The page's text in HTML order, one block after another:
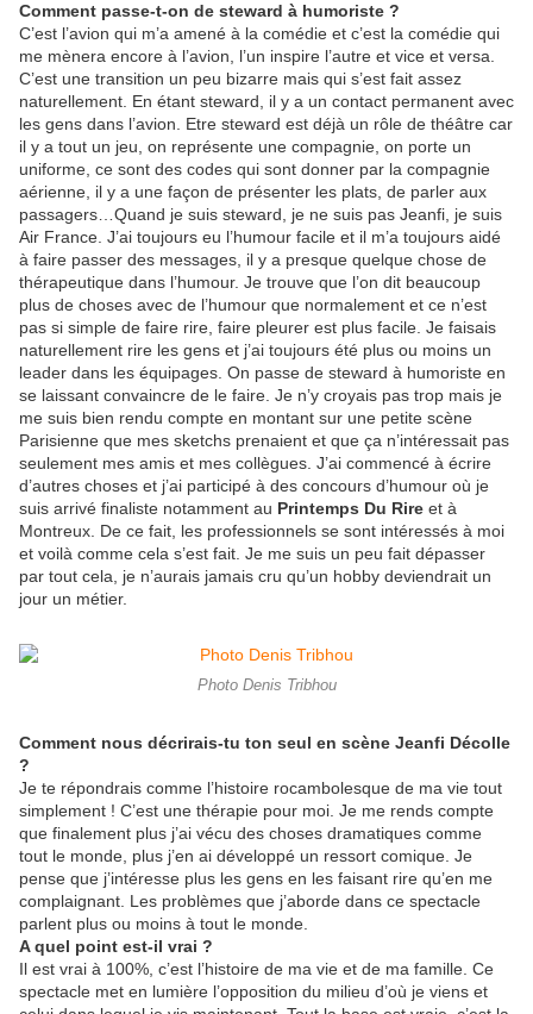
Comment passe-t-on de steward à humoriste ?
C’est l’avion qui m’a amené à la comédie et c’est la comédie qui
me mènera encore à l’avion, l’un inspire l’autre et vice et versa.
C’est une transition un peu bizarre mais qui s’est fait assez
naturellement. En étant steward, il y a un contact permanent avec
les gens dans l’avion. Etre steward est déjà un rôle de théâtre car
il y a tout un jeu, on représente une compagnie, on porte un
uniforme, ce sont des codes qui sont donner par la compagnie
aérienne, il y a une façon de présenter les plats, de parler aux
passagers…Quand je suis steward, je ne suis pas Jeanfi, je suis
Air France. J’ai toujours eu l’humour facile et il m’a toujours aidé
à faire passer des messages, il y a presque quelque chose de
thérapeutique dans l’humour. Je trouve que l’on dit beaucoup
plus de choses avec de l’humour que normalement et ce n’est
pas si simple de faire rire, faire pleurer est plus facile. Je faisais
naturellement rire les gens et j’ai toujours été plus ou moins un
leader dans les équipages. On passe de steward à humoriste en
se laissant convaincre de le faire. Je n’y croyais pas trop mais je
me suis bien rendu compte en montant sur une petite scène
Parisienne que mes sketchs prenaient et que ça n’intéressait pas
seulement mes amis et mes collègues. J’ai commencé à écrire
d’autres choses et j’ai participé à des concours d’humour où je
suis arrivé finaliste notamment au Printemps Du Rire et à
Montreux. De ce fait, les professionnels se sont intéressés à moi
et voilà comme cela s’est fait. Je me suis un peu fait dépasser
par tout cela, je n’aurais jamais cru qu’un hobby deviendrait un
jour un métier.
Photo Denis Tribhou
Comment nous décrirais-tu ton seul en scène Jeanfi Décolle
?
Je te répondrais comme l’histoire rocambolesque de ma vie tout
simplement ! C’est une thérapie pour moi. Je me rends compte
que finalement plus j’ai vécu des choses dramatiques comme
tout le monde, plus j’en ai développé un ressort comique. Je
pense que j’intéresse plus les gens en les faisant rire qu’en me
complaignant. Les problèmes que j’aborde dans ce spectacle
parlent plus ou moins à tout le monde.
A quel point est-il vrai ?
Il est vrai à 100%, c’est l’histoire de ma vie et de ma famille. Ce
spectacle met en lumière l’opposition du milieu d’où je viens et